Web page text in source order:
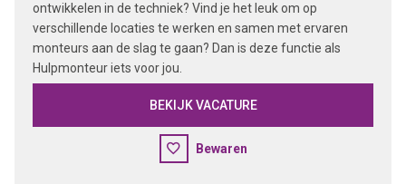
ontwikkelen in de techniek? Vind je het leuk om op
verschillende locaties te werken en samen met ervaren
monteurs aan de slag te gaan? Dan is deze functie als
Hulpmonteur iets voor jou.
BEKIJK VACATURE
Bewaren